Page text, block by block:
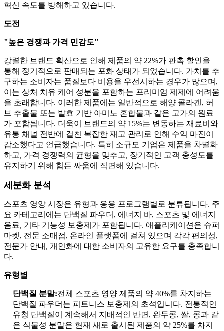
혁신 속도를 방해하고 있습니다.
도전
"높은 경쟁과 가격 민감도"
강렬한 브랜드 확산으로 인해 제품의 약 22%가 판촉 할인을
통해 정기적으로 판매되는 포화 상태가 되었습니다. 가치를 추
구하는 소비자는 품질보다 비용을 우선시하는 경우가 많으며,
이는 상처 치유 케어 성분을 포함하는 프리미엄 제제에 어려움
을 초래합니다. 이러한 제품에는 일반적으로 해양 콜라겐, 허
브 추출물 또는 발효 기반 아미노 혼합물과 같은 고가의 원료
가 포함됩니다. 더욱이 브랜드의 약 15%는 변동하는 재료비와
유통 채널 전반에 걸친 복잡한 재고 관리로 인해 수익 마진이
감소했다고 언급했습니다. 특히 소규모 기업은 제품을 차별화
하고, 가격 경쟁력의 균형을 맞추고, 장기적인 고객 충성도를
유지하기 위해 힘든 싸움에 직면해 있습니다.
세분화 분석
스포츠 영양 시장은 유형과 응용 프로그램별로 분류됩니다. 주
요 카테고리에는 단백질 파우더, 에너지 바, 스포츠 및 에너지
음료, 기타 기능성 보충제가 포함됩니다. 애플리케이션은 슈퍼
마켓, 전문 소매점, 온라인 플랫폼에 걸쳐 있으며 각각 편의성,
전문가 안내, 개인화에 대한 소비자의 고유한 요구를 충족합니
다.
유형별
단백질 분말:전체 스포츠 영양 제품의 약 40%를 차지하는
단백질 파우더는 피트니스 보충제의 초석입니다. 전통적인
유청 단백질이 계속해서 지배적인 반면, 완두콩, 쌀, 콩과 같
은 식물성 분말은 현재 새로 출시된 제품의 약 25%를 차지